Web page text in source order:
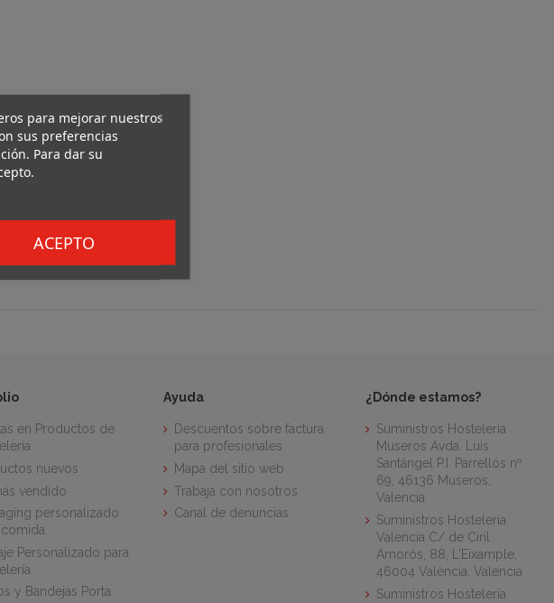
para mejorar nuestros
sus preferencias
Para dar su
ACEPTO
en Productos de
nuevos
vendido
personalizado
Personalizado para
y Bandejas Porta
Ayuda
Descuentos sobre factura
para profesionales
Mapa del sitio web
Trabaja con nosotros
Canal de denuncias
¿Dónde estamos?
Suministros Hostelería
Museros Avda. Luis
Santángel P.I. Parrellós nº
69, 46136 Museros,
Valencia
Suministros Hostelería
Valencia C/ de Ciril
Amorós, 88, L'Eixample,
46004 València, Valencia
Suministros Hostelería